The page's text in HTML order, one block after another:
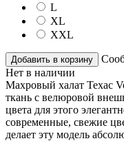
L
XL
XXL
Добавить в корзину
Нет в наличии
Махровый халат Техас
ткань с велюровой
цвета для этого
современные, свежие
делает эту модель